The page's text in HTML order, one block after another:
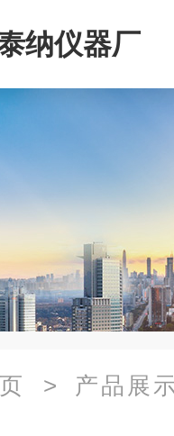
纳仪器厂
> 产品展